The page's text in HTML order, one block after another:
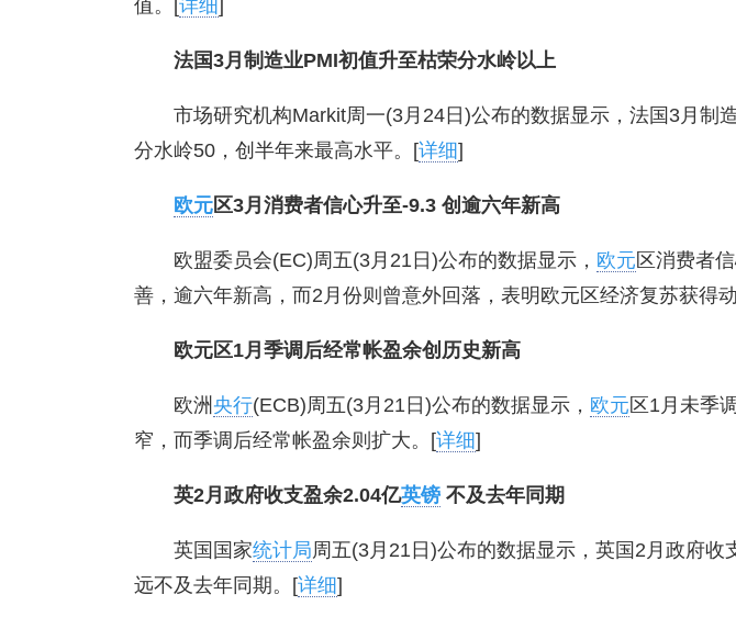
值。[详细]
法国3月制造业PMI初值升至枯荣分水岭以上
市场研究机构Markit周一(3月24日)公布的数据显示，法国3月制
分水岭50，创半年来最高水平。[详细]
欧元区3月消费者信心升至-9.3 创逾六年新高
欧盟委员会(EC)周五(3月21日)公布的数据显示， 欧元 区消费者
善，逾六年新高，而2月份则曾意外回落，表明欧元区经济复苏获得
欧元区1月季调后经常帐盈余创历史新高
欧洲央行(ECB)周五(3月21日)公布的数据显示， 欧元 区1月未季
窄，而季调后经常帐盈余则扩大。[详细]
英2月政府收支盈余2.04亿英镑 不及去年同期
英国国家统计局周五(3月21日)公布的数据显示，英国2月政府收
远不及去年同期。[详细]